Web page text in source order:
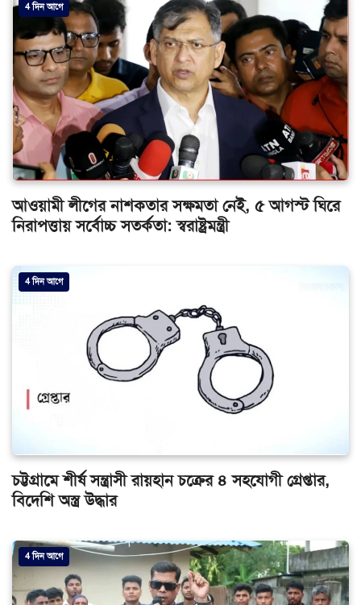
4 দিন আগে
আওয়ামী লীগের নাশকতার সক্ষমতা নেই, ৫ আগস্ট ঘিরে
নিরাপত্তায় সর্বোচ্চ সতর্কতা: স্বরাষ্ট্রমন্ত্রী
4 দিন আগে
চট্টগ্রামে শীর্ষ সন্ত্রাসী রায়হান চক্রের ৪ সহযোগী গ্রেপ্তার,
বিদেশি অস্ত্র উদ্ধার
4 দিন আগে